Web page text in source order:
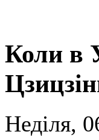
Коли в
Неділя,